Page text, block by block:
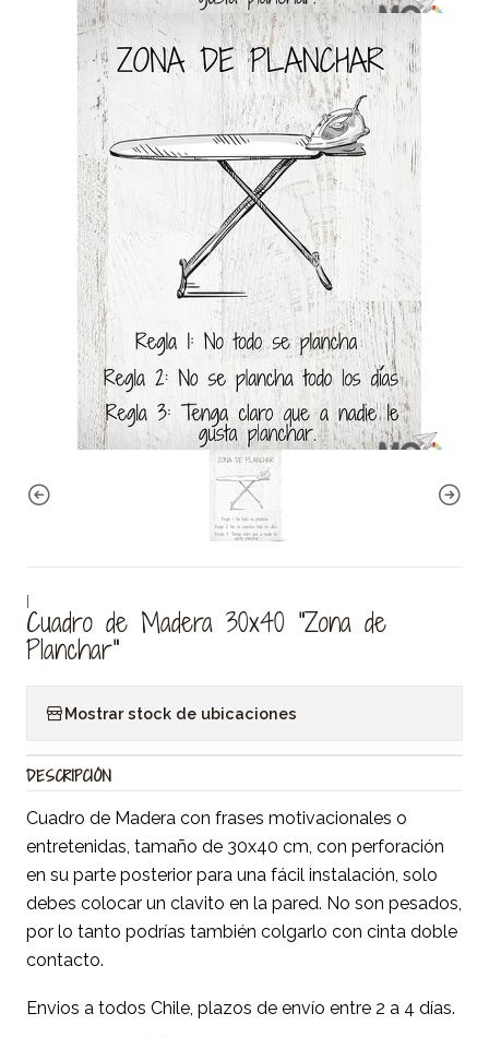
|
Cuadro de Madera 30x40 "Zona de
Planchar"
Mostrar stock de ubicaciones
DESCRIPCIÓN
Cuadro de Madera con frases motivacionales o
entretenidas, tamaño de 30x40 cm, con perforación
en su parte posterior para una fácil instalación, solo
debes colocar un clavito en la pared. No son pesados,
por lo tanto podrías también colgarlo con cinta doble
contacto.
Envios a todos Chile, plazos de envío entre 2 a 4 días.